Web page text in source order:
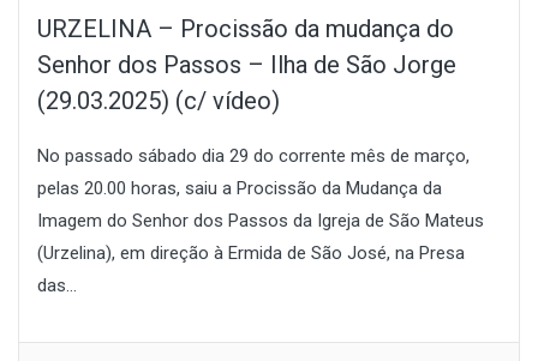
URZELINA – Procissão da mudança do
Senhor dos Passos – Ilha de São Jorge
(29.03.2025) (c/ vídeo)
No passado sábado dia 29 do corrente mês de março,
pelas 20.00 horas, saiu a Procissão da Mudança da
Imagem do Senhor dos Passos da Igreja de São Mateus
(Urzelina), em direção à Ermida de São José, na Presa
das...